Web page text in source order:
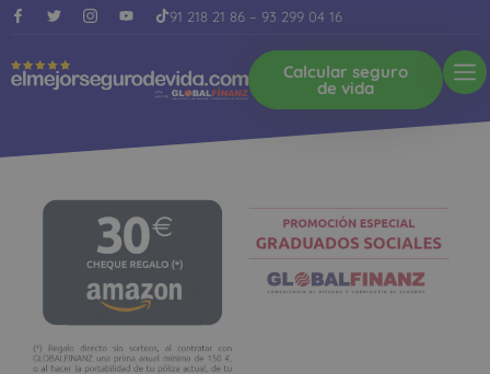
91 218 21 86 – 93 299 04 16
Calcular seguro
de vida